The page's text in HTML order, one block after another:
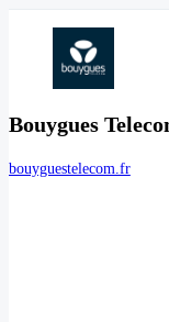
Bouygues
bouyguestelecom.fr